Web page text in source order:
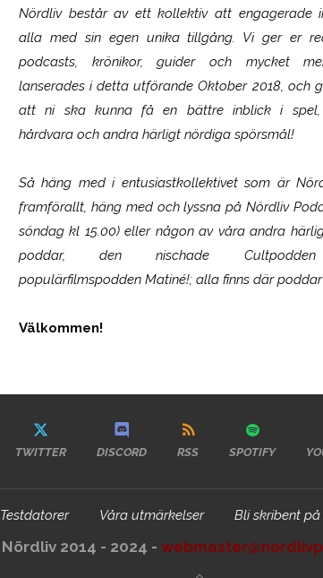
Nördliv består av ett kollektiv att engagerade
alla med sin egen unika tillgång. Vi ger er
podcasts, krönikor, guider och mycket
lanserades i detta utförande Oktober 2018, och
att ni ska kunna få en bättre inblick i spel,
hårdvara och andra härligt nördiga spörsmål!
Så häng med i entusiastkollektivet som är
framförallt, häng med och lyssna på Nördliv
söndag kl 15.00) eller någon av våra andra
poddar, den nischade
populärfilmspodden Matiné!; alla finns där poddar
Välkommen!
SCUF Gaming
TWITTER DISCORD RSS SPOTIFY
Testdatorer Våra utmärkelser Bli skribent
Nördliv 2014 - 2024 -